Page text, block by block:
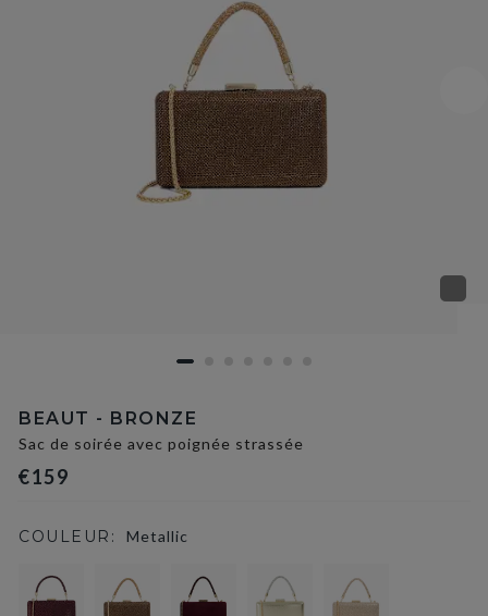
BEAUT - BRONZE
Sac de soirée avec poignée strassée
€159
COULEUR: Metallic
selected